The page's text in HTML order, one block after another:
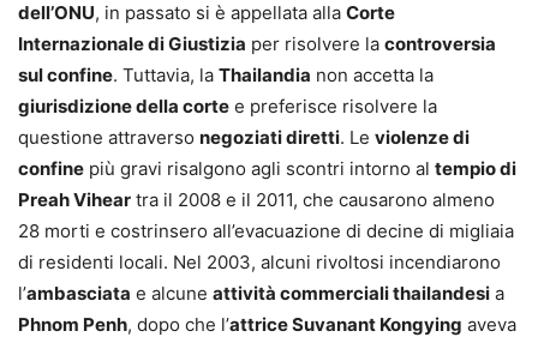
dell’ONU, in passato si è appellata alla Corte
Internazionale di Giustizia per risolvere la controversia
sul confine. Tuttavia, la Thailandia non accetta la
giurisdizione della corte e preferisce risolvere la
questione attraverso negoziati diretti. Le violenze di
confine più gravi risalgono agli scontri intorno al tempio di
Preah Vihear tra il 2008 e il 2011, che causarono almeno
28 morti e costrinsero all’evacuazione di decine di migliaia
di residenti locali. Nel 2003, alcuni rivoltosi incendiarono
l’ambasciata e alcune attività commerciali thailandesi a
Phnom Penh, dopo che l’attrice Suvanant Kongying aveva